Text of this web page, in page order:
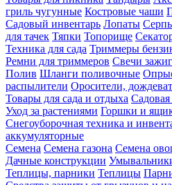
гриль чугунные Костровые чаши
Садовый инвентарь Лопаты
для тачек Тяпки Топорище
Техника для сада Триммеры
Ремни для триммеров Свечи
Полив Шланги поливочные
распылители Оросители,
Товары для сада и отдыха
Уход за растениями Горшки и
Снегоуборочная техника и
аккумуляторные
Семена Семена газона Семена
Дачные конструкции
Теплицы, парники Теплицы